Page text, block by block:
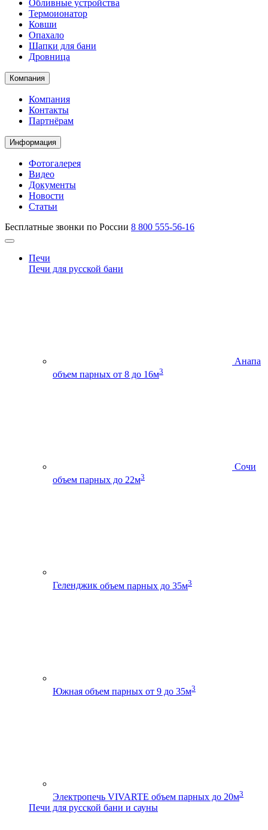
Обливные устройства
Термоионатор
Ковши
Опахало
Шапки для бани
Дровница
Компания
Компания
Контакты
Партнёрам
Информация
Фотогалерея
Видео
Документы
Новости
Статьи
Бесплатные звонки по России 8 800 555-56-16
Печи
Печи для русской бани
Анапа
объем парных от 8 до 16м3
Сочи
объем парных до 22м3
Геленджик объем парных до 35м3
Южная объем парных от 9 до 35м3
Электропечь VIVARTE объем парных до 20м3
Печи для русской бани и сауны